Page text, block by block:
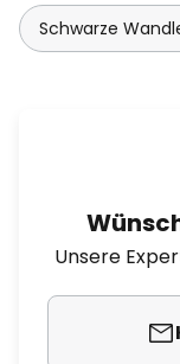
Schwarze
Unsere